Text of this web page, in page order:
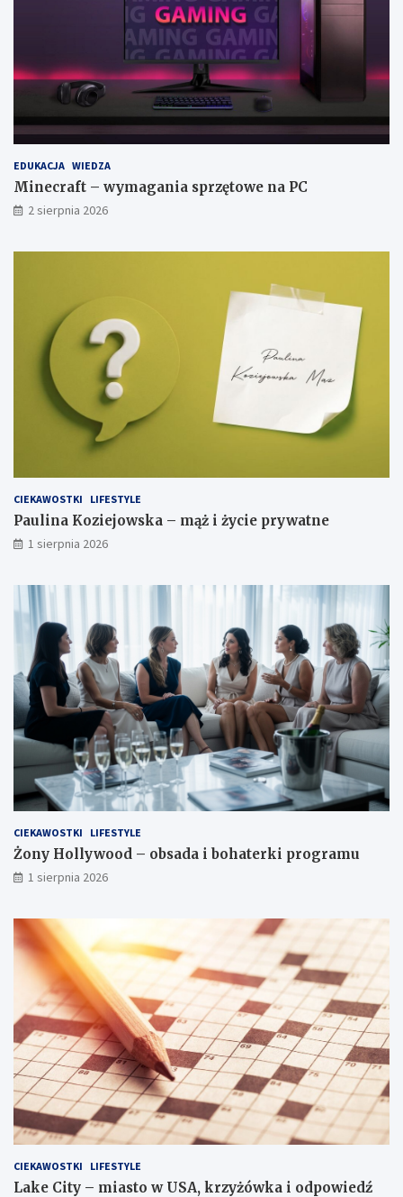
EDUKACJA WIEDZA
Minecraft – wymagania sprzętowe na PC
2 sierpnia 2026
CIEKAWOSTKI LIFESTYLE
Paulina Koziejowska – mąż i życie prywatne
1 sierpnia 2026
CIEKAWOSTKI LIFESTYLE
Żony Hollywood – obsada i bohaterki programu
1 sierpnia 2026
CIEKAWOSTKI LIFESTYLE
Lake City – miasto w USA, krzyżówka i odpowiedź